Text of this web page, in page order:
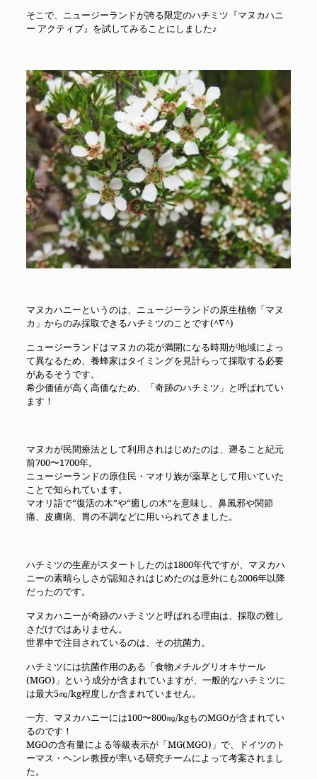
そこで、ニュージーランドが誇る限定のハチミツ『マヌカハニ
ー アクティブ』を試してみることにしました♪
マヌカハニーというのは、ニュージーランドの原生植物「マヌ
カ」からのみ採取できるハチミツのことです(^∇^)
ニュージーランドはマヌカの花が満開になる時期が地域によっ
て異なるため、養蜂家はタイミングを見計らって採取する必要
があるそうです。
希少価値が高く高価なため、「奇跡のハチミツ」と呼ばれてい
ます！
マヌカが民間療法として利用されはじめたのは、遡ること紀元
前700〜1700年。
ニュージーランドの原住民・マオリ族が薬草として用いていた
ことで知られています。
マオリ語で“復活の木”や“癒しの木”を意味し、鼻風邪や関節
痛、皮膚病、胃の不調などに用いられてきました。
ハチミツの生産がスタートしたのは1800年代ですが、マヌカハ
ニーの素晴らしさが認知されはじめたのは意外にも2006年以降
だったのです。
マヌカハニーが奇跡のハチミツと呼ばれる理由は、採取の難し
さだけではありません。
世界中で注目されているのは、その抗菌力。
ハチミツには抗菌作用のある「食物メチルグリオキサール
(MGO)」という成分が含まれていますが、一般的なハチミツに
は最大5㎎/kg程度しか含まれていません。
一方、マヌカハニーには100〜800㎎/kgものMGOが含まれてい
るのです！
MGOの含有量による等級表示が「MG(MGO)」で、ドイツのト
ーマス・ヘンレ教授が率いる研究チームによって考案されまし
た。